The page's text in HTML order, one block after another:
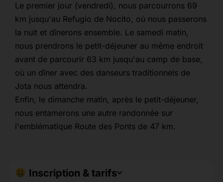
Le premier jour (vendredi), nous parcourrons 69
km jusqu'au Refugio de Nocito, où nous passerons
la nuit et dînerons ensemble. Le samedi matin,
nous prendrons le petit-déjeuner au même endroit
avant de parcourir 63 km jusqu'au camp de base,
où un dîner avec des danseurs traditionnels de
Jota nous attendra.
Enfin, le dimanche matin, après le petit-déjeuner,
nous entamerons une autre randonnée sur
l'emblématique Route des Ponts de 47 km.
Inscription & tarifs